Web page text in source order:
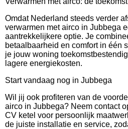
Omdat Nederland steeds verder
verwarmen met airco in Jubbega
aantrekkelijkere optie. Je
betaalbaarheid en comfort in één
je jouw woning
lagere energiekosten.
Start vandaag nog in Jubbega
Wil jij ook profiteren van de
airco in Jubbega? Neem contact
CV ketel voor persoonlijk
de juiste installatie en service,